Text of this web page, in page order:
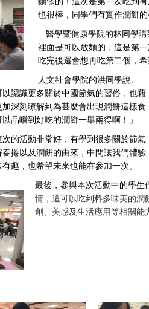
也很棒，同學們有實作潤餅
醫學暨健康學院的林同學講
裡面是可以放麵的，這是第
吃完後還會想再吃第二個，
人文社會學院的洪同學說:
以認識更多關於中國節氣的習俗，也藉
深刻瞭解到為甚麼會出現潤餅這樣食
品嚐到好吃的潤餅一舉兩得啊！」
的活動非常好，有學到很多關於節氣
捲以及潤餅的由來，中間讓我們體驗
趣，也希望未來也能在參加一次。
最後，參與本次活動中的學生
情，還可以吃到料多味美的
創、美感及生活應用等相關能